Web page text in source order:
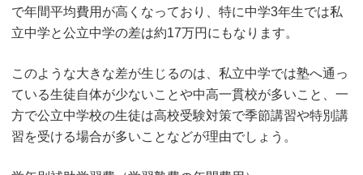
で年間平均費用が高くなっており、特に中学3年生では私
立中学と公立中学の差は約17万円にもなります。
このような大きな差が生じるのは、私立中学では塾へ通っ
ている生徒自体が少ないことや中高一貫校が多いこと、一
方で公立中学校の生徒は高校受験対策で季節講習や特別講
習を受ける場合が多いことなどが理由でしょう。